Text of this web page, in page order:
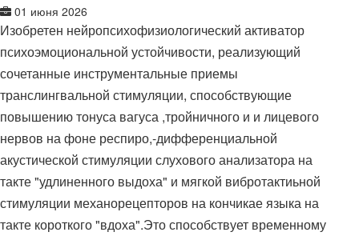
01 июня 2026
Изобретен нейропсихофизиологический активатор
психоэмоциональной устойчивости, реализующий
сочетанные инструментальные приемы
транслингвальной стимуляции, способствующие
повышению тонуса вагуса ,тройничного и и лицевого
нервов на фоне респиро,-дифференциальной
акустической стимуляции слухового анализатора на
такте "удлиненного выдоха" и мягкой вибротактиьной
стимуляции механорецепторов на кончикае языка на
такте короткого "вдоха".Это способствует временному